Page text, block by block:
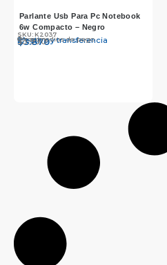
Parlante Usb Para Pc Notebook
6w Compacto – Negro
SKU: K2037
$3.870
Efectivo y transferencia
$3.990
Otros medios de pago